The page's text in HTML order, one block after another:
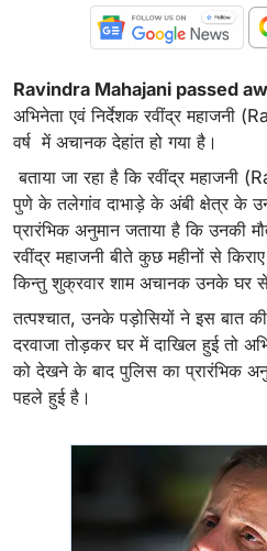
Ravindra Mahajani passed
अभिनेता एवं निर्देशक रवींद्र
वर्ष में अचानक देहांत हो गया है।
बताया जा रहा है कि रवींद्र
पुणे के तलेगांव दाभाड़े के अंबी क्षेत्र के
प्रारंभिक अनुमान जताया है कि उनकी
रवींद्र महाजनी बीते कुछ महीनों से
किन्तु शुक्रवार शाम अचानक उनके घर
तत्पश्चात, उनके पड़ोसियों ने इस बात
दरवाजा तोड़कर घर में दाखिल हुई तो
को देखने के बाद पुलिस का प्रारंभिक
पहले हुई है।